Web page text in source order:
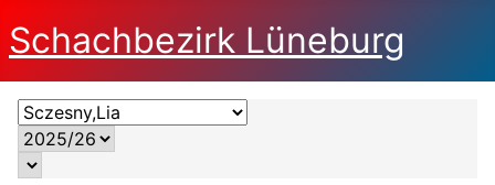
Schachbezirk Lüneburg